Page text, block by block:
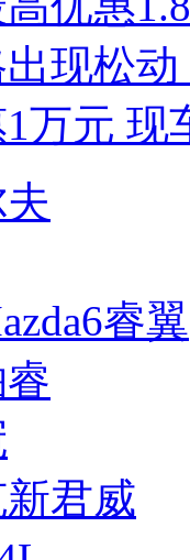
现松
万元 现
睿翼
新君威